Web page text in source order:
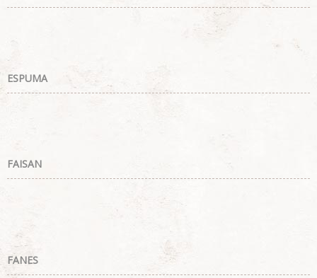
ESPUMA
FAISAN
FANES